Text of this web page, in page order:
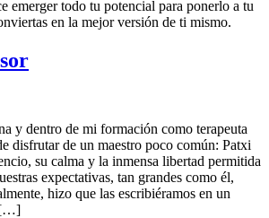
emerger todo tu potencial para ponerlo a tu
en la mejor versión de ti mismo.
y dentro de mi formación como terapeuta
disfrutar de un maestro poco común: Patxi
su calma y la inmensa libertad permitida
expectativas, tan grandes como él,
hizo que las escribiéramos en un
[…]